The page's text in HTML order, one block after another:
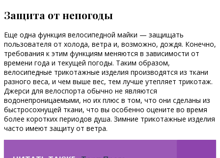
Защита от непогоды
Еще одна функция велосипедной майки — защищать
пользователя от холода, ветра и, возможно, дождя. Конечно,
требования к этим функциям меняются в зависимости от
времени года и текущей погоды. Таким образом,
велосипедные трикотажные изделия производятся из ткани
разного веса, и чем выше вес, тем лучше утепляет трикотаж.
Джерси для велоспорта обычно не являются
водонепроницаемыми, но их плюс в том, что они сделаны из
быстросохнущей ткани, что вы особенно оцените во время
более коротких периодов душа. Зимние трикотажные изделия
часто имеют защиту от ветра.